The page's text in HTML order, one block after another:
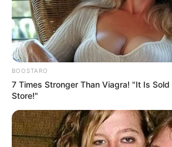
EMAIL
BOOSTARO
7 Times Stronger Than Viagra! "It Is Sold
Store!"